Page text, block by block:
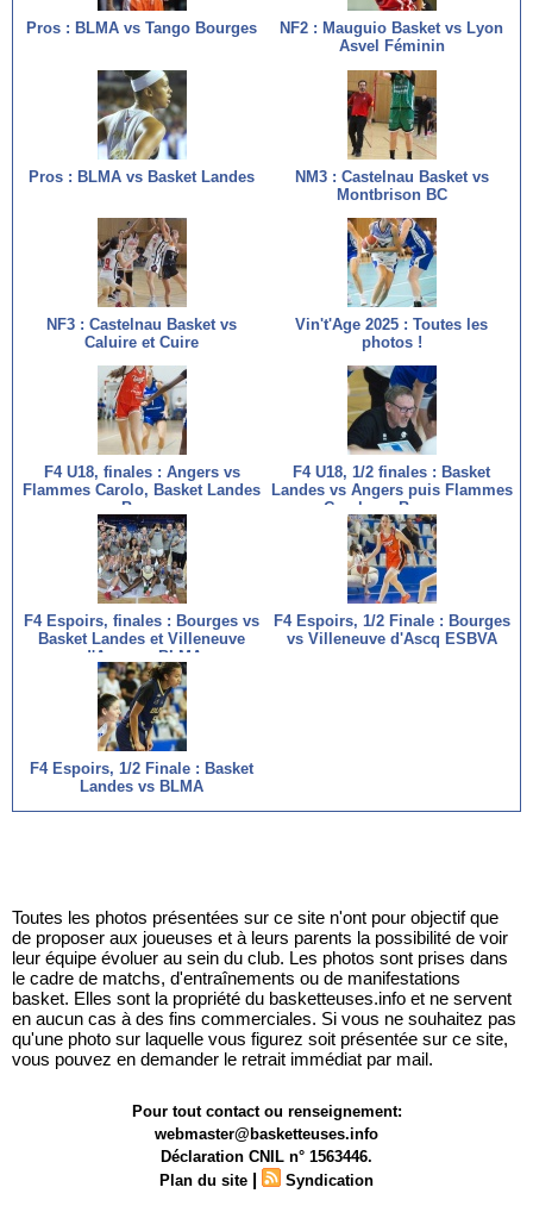
Pros : BLMA vs Tango Bourges
NF2 : Mauguio Basket vs Lyon
Asvel Féminin
Pros : BLMA vs Basket Landes
NM3 : Castelnau Basket vs
Montbrison BC
NF3 : Castelnau Basket vs
Caluire et Cuire
Vin't'Age 2025 : Toutes les
photos !
F4 U18, finales : Angers vs
Flammes Carolo, Basket Landes
vs Bourges
F4 U18, 1/2 finales : Basket
Landes vs Angers puis Flammes
Carolo vs Bourges
F4 Espoirs, finales : Bourges vs
Basket Landes et Villeneuve
d'Ascq vs BLMA
F4 Espoirs, 1/2 Finale : Bourges
vs Villeneuve d'Ascq ESBVA
F4 Espoirs, 1/2 Finale : Basket
Landes vs BLMA
Toutes les photos présentées sur ce site n'ont pour objectif que
de proposer aux joueuses et à leurs parents la possibilité de voir
leur équipe évoluer au sein du club. Les photos sont prises dans
le cadre de matchs, d'entraînements ou de manifestations
basket. Elles sont la propriété du basketteuses.info et ne servent
en aucun cas à des fins commerciales. Si vous ne souhaitez pas
qu'une photo sur laquelle vous figurez soit présentée sur ce site,
vous pouvez en demander le retrait immédiat par mail.
Pour tout contact ou renseignement:
webmaster@basketteuses.info
Déclaration CNIL n° 1563446.
Plan du site | Syndication